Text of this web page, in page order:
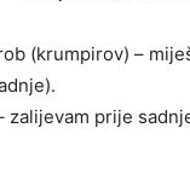
(krumpirov) –
zalijevam prije